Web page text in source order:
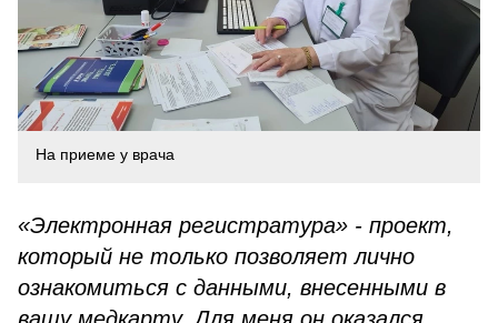
На приеме у врача
«Электронная регистратура» - проект,
который не только позволяет лично
ознакомиться с данными, внесенными в